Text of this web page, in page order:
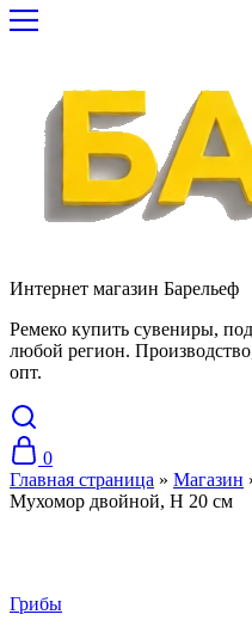
Интернет магазин Барельеф
Ремеко купить сувениры,
любой регион.
опт.
0
Главная страница » Магазин
Мухомор двойной, H 20 см
Грибы